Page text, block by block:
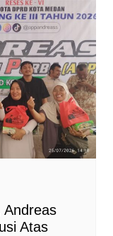
Andreas
Atas